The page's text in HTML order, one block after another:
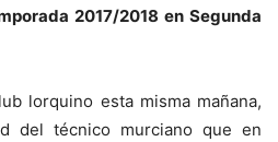
2017/2018 en Segunda
lorquino esta misma mañana,
del técnico murciano que en